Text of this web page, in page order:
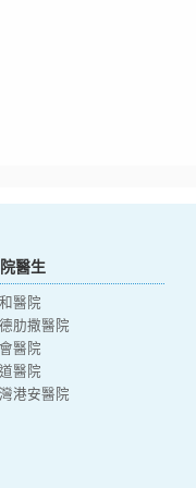
醫生
醫院
肋撒醫院
醫院
醫院
港安醫院